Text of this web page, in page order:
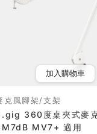
加入購物車
克風腳架/支架
360度桌夾式麥
MV7+ 適用